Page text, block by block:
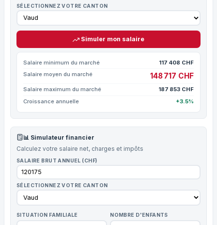
SÉLECTIONNEZ VOTRE CANTON
Simuler mon salaire
Salaire minimum du marché
117 408 CHF
Salaire moyen du marché
148 717 CHF
Salaire maximum du marché
187 853 CHF
Croissance annuelle
+3.5%
📊 Simulateur financier
Calculez votre salaire net, charges et impôts
SALAIRE BRUT ANNUEL (CHF)
SÉLECTIONNEZ VOTRE CANTON
SITUATION FAMILIALE NOMBRE D'ENFANTS